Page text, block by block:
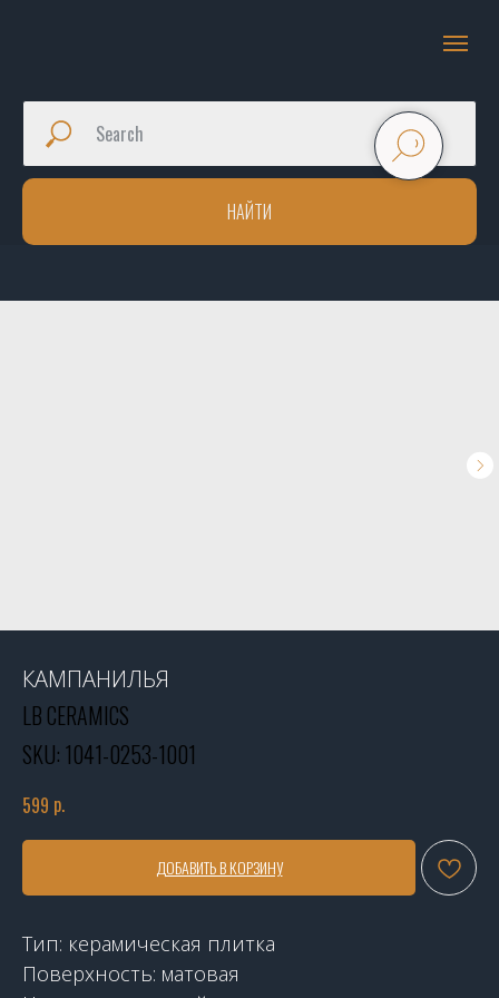
НАЙТИ
КАМПАНИЛЬЯ
LB CERAMICS
SKU: 1041-0253-1001
599 р.
ДОБАВИТЬ В КОРЗИНУ
Тип: керамическая плитка
Поверхность: матовая